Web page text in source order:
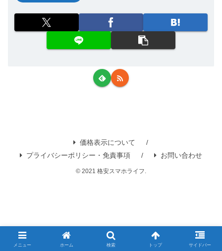
価格表示について
プライバシーポリシー・免責事項
お問い合わせ
© 2021 格安スマホライフ.
メニュー ホーム 検索 トップ サイドバー